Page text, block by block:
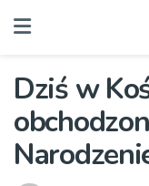
Dziś w